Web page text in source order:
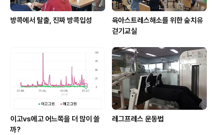
방콕에서 탈출, 진짜 방콕입성
육아스트레스해소를 위한 숲치유
걷기교실
이고vs에고 어느쪽을 더 많이 쓸
까?
레그프레스 운동법